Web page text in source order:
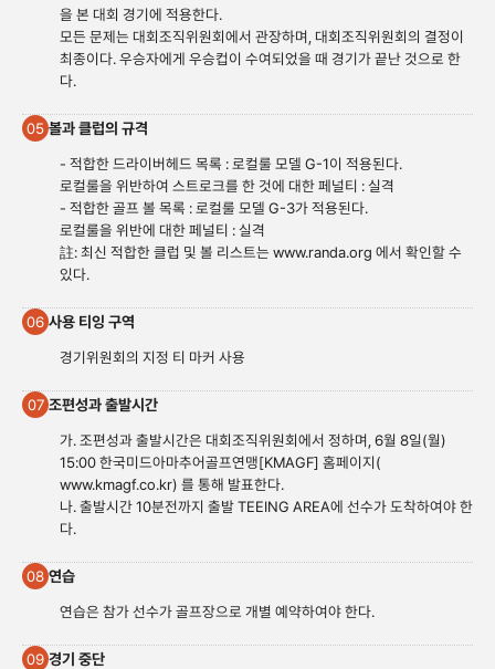
을 본 대회 경기에 적용한다.
모든 문제는 대회조직위원회에서 관장하며, 대회조직위원회의 결정이
최종이다. 우승자에게 우승컵이 수여되었을 때 경기가 끝난 것으로 한
다.
05 볼과 클럽의 규격
- 적합한 드라이버헤드 목록 : 로컬룰 모델 G-1이 적용된다.
로컬룰을 위반하여 스트로크를 한 것에 대한 페널티 : 실격
- 적합한 골프 볼 목록 : 로컬룰 모델 G-3가 적용된다.
로컬룰을 위반에 대한 페널티 : 실격
註: 최신 적합한 클럽 및 볼 리스트는 www.randa.org 에서 확인할 수
있다.
06 사용 티잉 구역
경기위원회의 지정 티 마커 사용
07 조편성과 출발시간
가. 조편성과 출발시간은 대회조직위원회에서 정하며, 6월 8일(월)
15:00 한국미드아마추어골프연맹[KMAGF] 홈페이지(
www.kmagf.co.kr) 를 통해 발표한다.
나. 출발시간 10분전까지 출발 TEEING AREA에 선수가 도착하여야 한
다.
08 연습
연습은 참가 선수가 골프장으로 개별 예약하여야 한다.
09 경기 중단